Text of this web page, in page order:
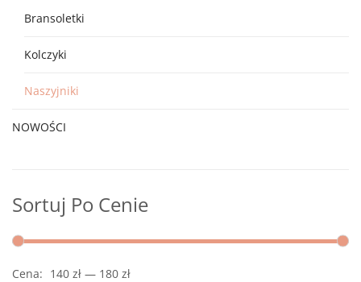
Bransoletki
Kolczyki
Naszyjniki
NOWOŚCI
Sortuj Po Cenie
Cena: 140 zł — 180 zł